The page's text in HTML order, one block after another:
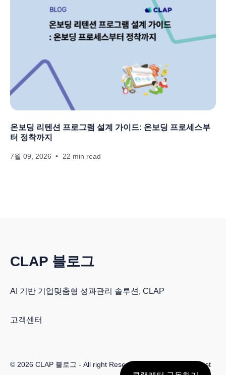
온보딩 리텐션 프로그램 설계 가이드: 온보딩 프로세스부
터 정착까지
7월 09, 2026 22 min read
CLAP 블로그
AI 기반 기업맞춤형 성과관리 솔루션, CLAP
고객센터
© 2026 CLAP 블로그 - All right Reserved. Published with Ghost